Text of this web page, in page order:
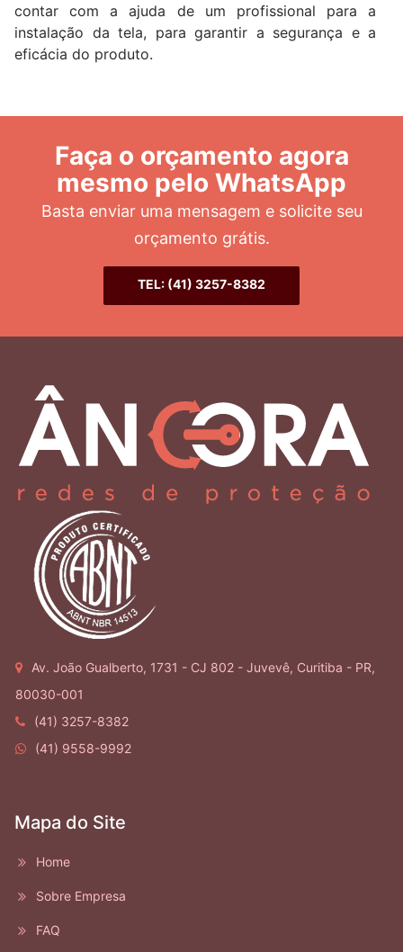
contar com a ajuda de um profissional para a
instalação da tela, para garantir a segurança e a
eficácia do produto.
Faça o orçamento agora
mesmo pelo WhatsApp
Basta enviar uma mensagem e solicite seu
orçamento grátis.
TEL: (41) 3257-8382
Av. João Gualberto, 1731 - CJ 802 - Juvevê, Curitiba - PR,
80030-001
(41) 3257-8382
(41) 9558-9992
Mapa do Site
Home
Sobre Empresa
FAQ